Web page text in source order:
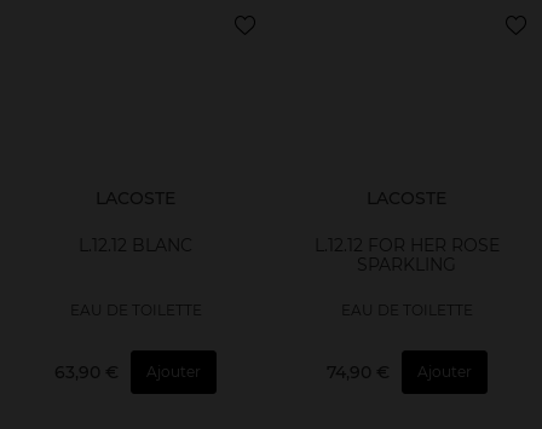
LACOSTE
L.12.12 BLANC
EAU DE TOILETTE
63,90 € Ajouter
LACOSTE
L.12.12 FOR HER ROSE
SPARKLING
EAU DE TOILETTE
74,90 € Ajouter